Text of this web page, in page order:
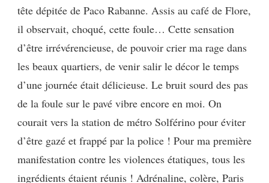
tête dépitée de Paco Rabanne. Assis au café de Flore,
il observait, choqué, cette foule… Cette sensation
d’être irrévérencieuse, de pouvoir crier ma rage dans
les beaux quartiers, de venir salir le décor le temps
d’une journée était délicieuse. Le bruit sourd des pas
de la foule sur le pavé vibre encore en moi. On
courait vers la station de métro Solférino pour éviter
d’être gazé et frappé par la police ! Pour ma première
manifestation contre les violences étatiques, tous les
ingrédients étaient réunis ! Adrénaline, colère, Paris